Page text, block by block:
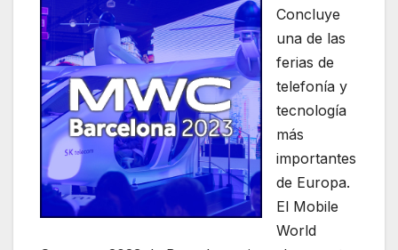
Concluye
una de las
ferias de
telefonía y
tecnología
más
importantes
de Europa.
El Mobile
World